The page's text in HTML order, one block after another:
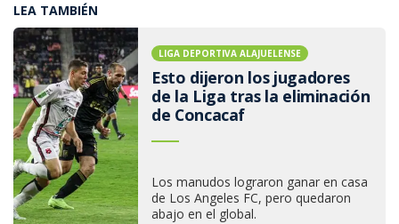
LEA TAMBIÉN
LIGA DEPORTIVA ALAJUELENSE
Esto dijeron los jugadores
de la Liga tras la eliminación
de Concacaf
Los manudos lograron ganar en casa
de Los Angeles FC, pero quedaron
abajo en el global.